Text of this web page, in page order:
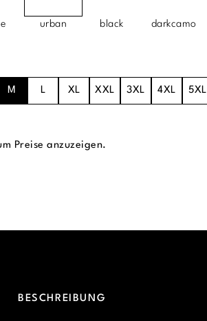
urban black darkcamo
M L XL XXL 3XL 4XL 5XL
Preise anzuzeigen.
BESCHREIBUNG